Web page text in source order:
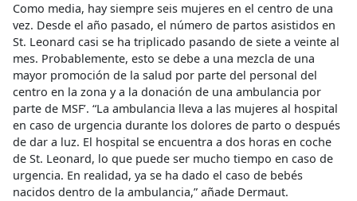
Como media, hay siempre seis mujeres en el centro de una
vez. Desde el año pasado, el número de partos asistidos en
St. Leonard casi se ha triplicado pasando de siete a veinte al
mes. Probablemente, esto se debe a una mezcla de una
mayor promoción de la salud por parte del personal del
centro en la zona y a la donación de una ambulancia por
parte de MSF’. “La ambulancia lleva a las mujeres al hospital
en caso de urgencia durante los dolores de parto o después
de dar a luz. El hospital se encuentra a dos horas en coche
de St. Leonard, lo que puede ser mucho tiempo en caso de
urgencia. En realidad, ya se ha dado el caso de bebés
nacidos dentro de la ambulancia,” añade Dermaut.